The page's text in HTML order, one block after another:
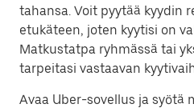
tahansa. Voit pyytää kyydin
etukäteen, joten kyytisi on
Matkustatpa ryhmässä tai
tarpeitasi vastaavan
Avaa Uber-sovellus ja syötä